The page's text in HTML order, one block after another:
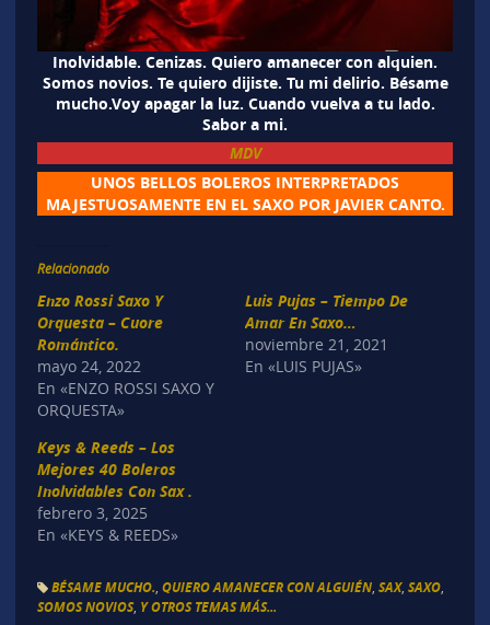
Inolvidable. Cenizas. Quiero amanecer con alquien.
Somos novios. Te quiero dijiste. Tu mi delirio. Bésame
mucho.Voy apagar la luz. Cuando vuelva a tu lado.
Sabor a mi.
MDV
UNOS BELLOS BOLEROS INTERPRETADOS
MAJESTUOSAMENTE EN EL SAXO POR JAVIER CANTO.
Relacionado
Enzo Rossi Saxo Y
Orquesta – Cuore
Romántico.
mayo 24, 2022
En «ENZO ROSSI SAXO Y
ORQUESTA»
Luis Pujas – Tiempo De
Amar En Saxo…
noviembre 21, 2021
En «LUIS PUJAS»
Keys & Reeds – Los
Mejores 40 Boleros
Inolvidables Con Sax .
febrero 3, 2025
En «KEYS & REEDS»
BÉSAME MUCHO. QUIERO AMANECER CON ALGUIÉN, SAX, SAXO,
SOMOS NOVIOS, Y OTROS TEMAS MÁS...